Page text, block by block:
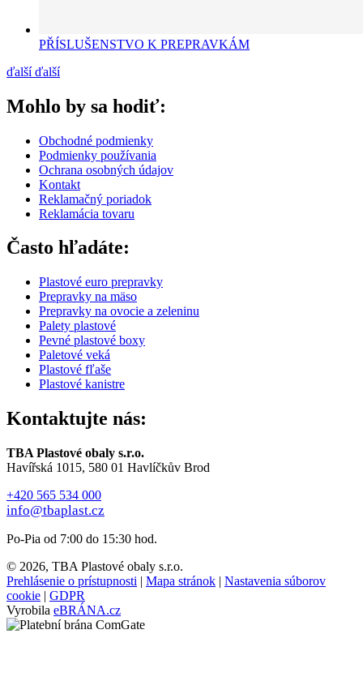
PŘÍSLUŠENSTVO K PREPRAVKÁM
ďalší ďalší
Mohlo by sa hodiť:
Obchodné podmienky
Podmienky používania
Ochrana osobných údajov
Kontakt
Reklamačný poriadok
Reklamácia tovaru
Často hľadáte:
Plastové euro prepravky
Prepravky na mäso
Prepravky na ovocie a zeleninu
Palety plastové
Pevné plastové boxy
Paletové veká
Plastové fľaše
Plastové kanistre
Kontaktujte nás:
TBA Plastové obaly s.r.o.
Havířská 1015, 580 01 Havlíčkův Brod
+420 565 534 000
info@tbaplast.cz
Po-Pia od 7:00 do 15:30 hod.
© 2026, TBA Plastové obaly s.r.o.
Prehlásenie o prístupnosti | Mapa stránok | Nastavenia súborov
cookie | GDPR
Vyrobila eBRÁNA.cz